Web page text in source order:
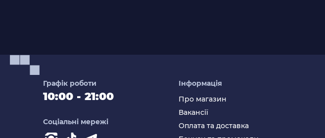
Графік роботи
10:00 - 21:00
Соціальні мережі
Інформація
Про магазин
Вакансії
Оплата та доставка